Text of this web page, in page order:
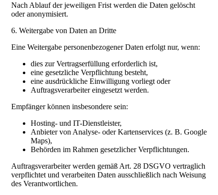
Nach Ablauf der jeweiligen Frist werden die Daten gelöscht
oder anonymisiert.
6. Weitergabe von Daten an Dritte
Eine Weitergabe personenbezogener Daten erfolgt nur, wenn:
dies zur Vertragserfüllung erforderlich ist,
eine gesetzliche Verpflichtung besteht,
eine ausdrückliche Einwilligung vorliegt oder
Auftragsverarbeiter eingesetzt werden.
Empfänger können insbesondere sein:
Hosting- und IT-Dienstleister,
Anbieter von Analyse- oder Kartenservices (z. B. Google
Maps),
Behörden im Rahmen gesetzlicher Verpflichtungen.
Auftragsverarbeiter werden gemäß Art. 28 DSGVO vertraglich
verpflichtet und verarbeiten Daten ausschließlich nach Weisung
des Verantwortlichen.